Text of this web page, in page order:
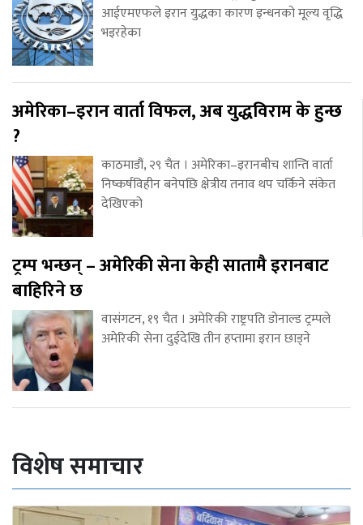
आईएमएफले इरान युद्धका कारण इन्धनको मूल्य वृद्धि
भइरहेका
अमेरिका–इरान वार्ता विफल, अब युद्धविराम के हुन्छ
?
काठमाडौं, २९ चैत । अमेरिका–इरानबीच शान्ति वार्ता
निष्कर्षविहीन बनेपछि क्षेत्रीय तनाव थप चर्किने संकेत
देखिएको
ट्रम्प भन्छन् – अमेरिकी सेना केही सातामै इरानबाट
बाहिरिने छ
वासंगटन, १९ चैत । अमेरिकी राष्ट्रपति डोनाल्ड ट्रम्पले
अमेरिकी सेना दुईदेखि तीन हप्तामा इरान छाड्ने
विशेष समाचार